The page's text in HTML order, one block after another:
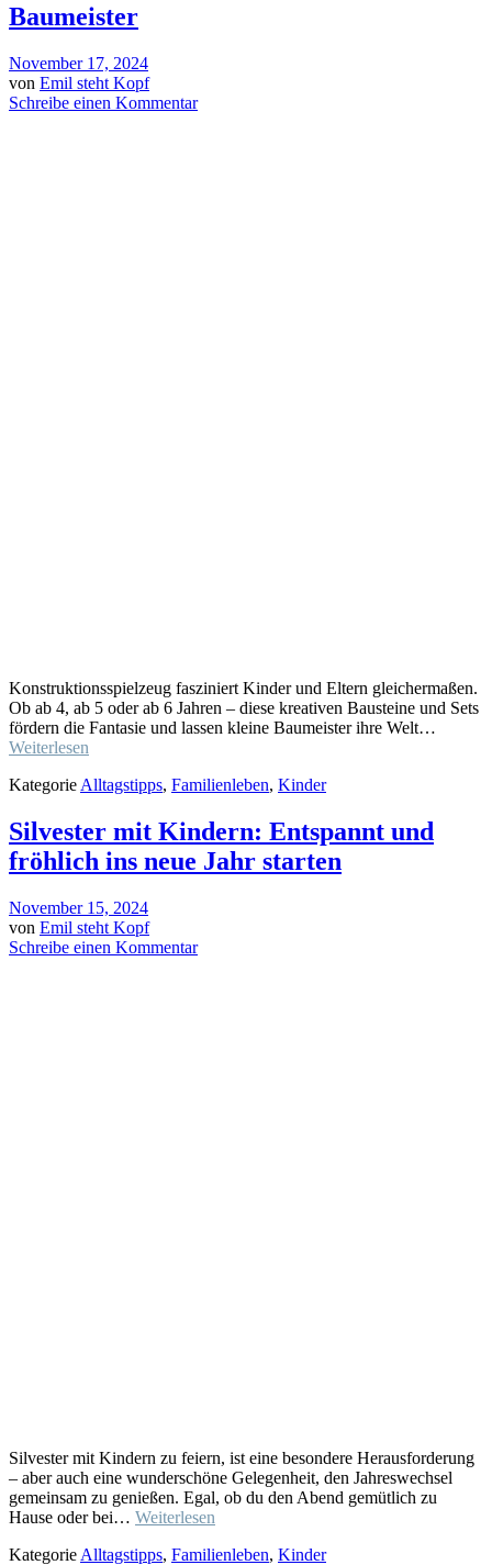
Baumeister
November 17, 2024
von Emil steht Kopf
Schreibe einen Kommentar
Konstruktionsspielzeug fasziniert Kinder und Eltern gleichermaßen.
Ob ab 4, ab 5 oder ab 6 Jahren – diese kreativen Bausteine und Sets
fördern die Fantasie und lassen kleine Baumeister ihre Welt…
Weiterlesen
Kategorie Alltagstipps, Familienleben, Kinder
Silvester mit Kindern: Entspannt und
fröhlich ins neue Jahr starten
November 15, 2024
von Emil steht Kopf
Schreibe einen Kommentar
Silvester mit Kindern zu feiern, ist eine besondere Herausforderung
– aber auch eine wunderschöne Gelegenheit, den Jahreswechsel
gemeinsam zu genießen. Egal, ob du den Abend gemütlich zu
Hause oder bei… Weiterlesen
Kategorie Alltagstipps, Familienleben, Kinder